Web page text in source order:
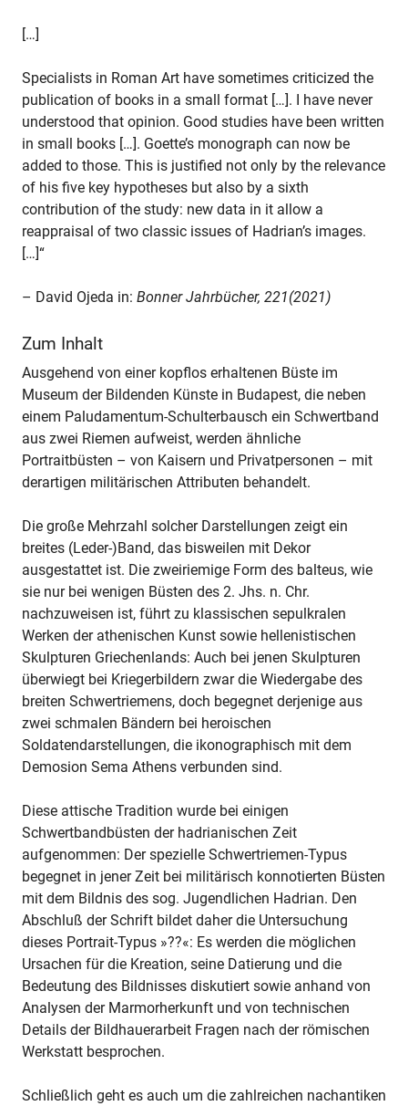
[…]
Specialists in Roman Art have sometimes criticized the
publication of books in a small format […]. I have never
understood that opinion. Good studies have been written
in small books […]. Goette’s monograph can now be
added to those. This is justified not only by the relevance
of his five key hypotheses but also by a sixth
contribution of the study: new data in it allow a
reappraisal of two classic issues of Hadrian’s images.
[…]“
– David Ojeda in: Bonner Jahrbücher, 221(2021)
Zum Inhalt
Ausgehend von einer kopflos erhaltenen Büste im
Museum der Bildenden Künste in Budapest, die neben
einem Paludamentum-Schulterbausch ein Schwertband
aus zwei Riemen aufweist, werden ähnliche
Portraitbüsten – von Kaisern und Privatpersonen – mit
derartigen militärischen Attributen behandelt.
Die große Mehrzahl solcher Darstellungen zeigt ein
breites (Leder-)Band, das bisweilen mit Dekor
ausgestattet ist. Die zweiriemige Form des balteus, wie
sie nur bei wenigen Büsten des 2. Jhs. n. Chr.
nachzuweisen ist, führt zu klassischen sepulkralen
Werken der athenischen Kunst sowie hellenistischen
Skulpturen Griechenlands: Auch bei jenen Skulpturen
überwiegt bei Kriegerbildern zwar die Wiedergabe des
breiten Schwertriemens, doch begegnet derjenige aus
zwei schmalen Bändern bei heroischen
Soldatendarstellungen, die ikonographisch mit dem
Demosion Sema Athens verbunden sind.
Diese attische Tradition wurde bei einigen
Schwertbandbüsten der hadrianischen Zeit
aufgenommen: Der spezielle Schwertriemen-Typus
begegnet in jener Zeit bei militärisch konnotierten Büsten
mit dem Bildnis des sog. Jugendlichen Hadrian. Den
Abschluß der Schrift bildet daher die Untersuchung
dieses Portrait-Typus »??«: Es werden die möglichen
Ursachen für die Kreation, seine Datierung und die
Bedeutung des Bildnisses diskutiert sowie anhand von
Analysen der Marmorherkunft und von technischen
Details der Bildhauerarbeit Fragen nach der römischen
Werkstatt besprochen.
Schließlich geht es auch um die zahlreichen nachantiken